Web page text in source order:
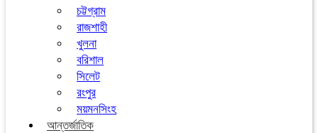
চট্টগ্রাম
রাজশাহী
খুলনা
বরিশাল
সিলেট
রংপুর
ময়মনসিংহ
আন্তর্জাতিক